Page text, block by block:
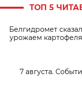
ТОП 5
Белгидромет
урожаем
7 августа.